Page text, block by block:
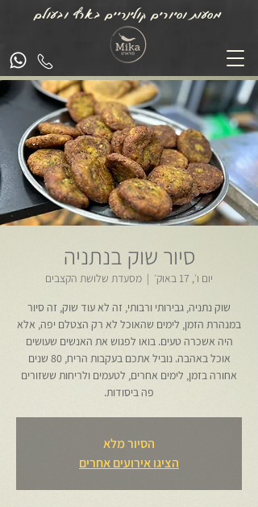
מסעות וסיורים קולינריים בארץ ובעולם
סיור שוק בנתניה
יום ו׳, 17 באוק׳
  |
מסעדת שלושת הקצבים
שוק נתניה, גבירותי ורבותי, זה לא עוד שוק, זה סיור
במנהרת הזמן, לימים שהאוכל לא רק הצטלם יפה, אלא
היה אשכרה טעים. בואו לפגוש את האנשים שעושים
אוכל באהבה. נוביל אתכם בעקבות הריח, 80 שנים
אחורה בזמן, לימים אחרים, לטעמים ולריחות ששזורים
פה ביסודות.
הסיור מלא
הציגו אירועים אחרים